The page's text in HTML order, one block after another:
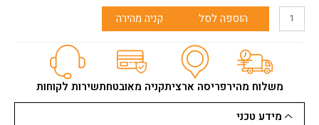
כמות
למלטשת
מקיטה
הוספה לסל קניה מהירה
משלוח מהירפריסה ארציתקניה מאובטחתשירות לקוחות
מידע טכני